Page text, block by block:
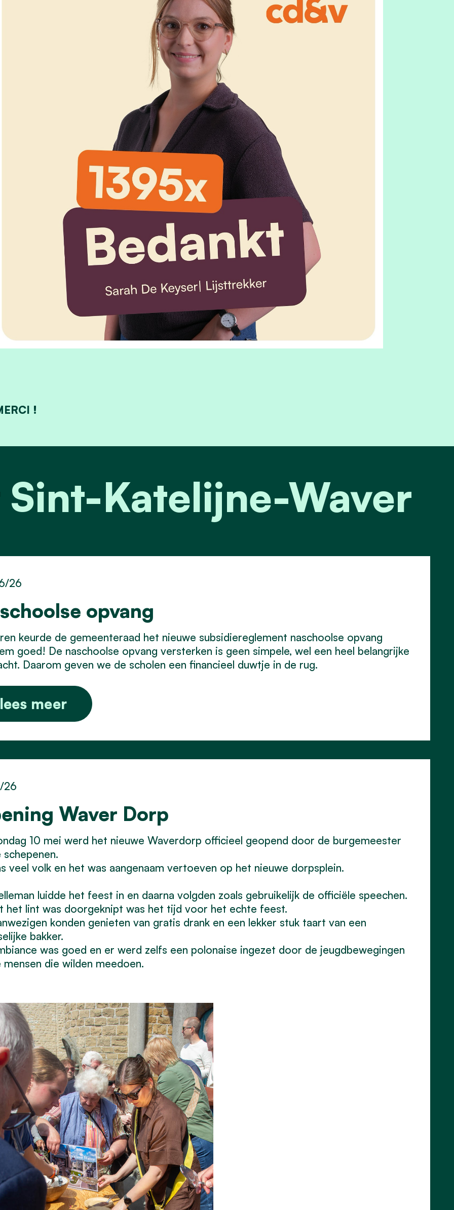
!
Katelijne-Waver
opvang
26
keurde de gemeenteraad het nieuwe subsidiereglement naschoolse opvang
goed! De naschoolse opvang versterken is geen simpele, wel een heel belangrijke
Daarom geven we de scholen een financieel duwtje in de rug.
lees meer
Waver Dorp
26
10 mei werd het nieuwe Waverdorp officieel geopend door de burgemeester
schepenen.
veel volk en het was aangenaam vertoeven op het nieuwe dorpsplein.
luidde het feest in en daarna volgden zoals gebruikelijk de officiële speechen.
het lint was doorgeknipt was het tijd voor het echte feest.
konden genieten van gratis drank en een lekker stuk taart van een
bakker.
was goed en er werd zelfs een polonaise ingezet door de jeugdbewegingen
mensen die wilden meedoen.